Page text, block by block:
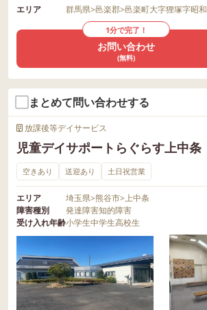
エリア 群馬県>邑楽郡>邑楽町大字狸塚字昭和
1分で完了！
お問い合わせ
(無料)
まとめて問い合わせする
放課後等デイサービス
児童デイサポートらぐらす上中条
空きあり 送迎あり 土日祝営業
エリア 埼玉県>熊谷市>上中条
障害種別
発達障害知的障害
受け入れ年齢小学生中学生高校生